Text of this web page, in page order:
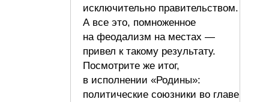
исключительно правительством.
А все это, помноженное
на феодализм на местах —
привел к такому результату.
Посмотрите же итог,
в исполнении «Родины»:
политические союзники во главе